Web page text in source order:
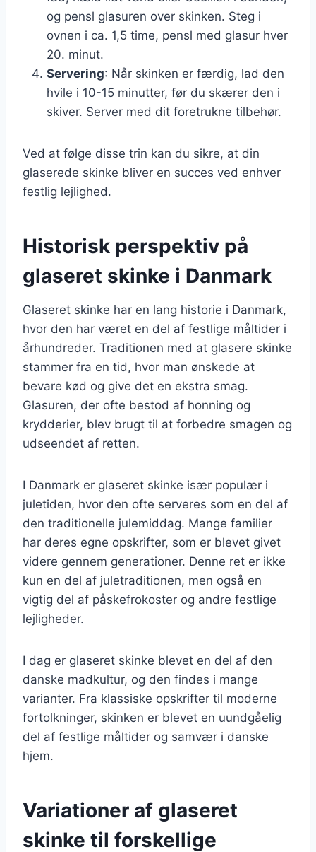
og pensl glasuren over skinken. Steg i
ovnen i ca. 1,5 time, pensl med glasur hver
20. minut.
Servering: Når skinken er færdig, lad den
hvile i 10-15 minutter, før du skærer den i
skiver. Server med dit foretrukne tilbehør.
Ved at følge disse trin kan du sikre, at din
glaserede skinke bliver en succes ved enhver
festlig lejlighed.
Historisk perspektiv på
glaseret skinke i Danmark
Glaseret skinke har en lang historie i Danmark,
hvor den har været en del af festlige måltider i
århundreder. Traditionen med at glasere skinke
stammer fra en tid, hvor man ønskede at
bevare kød og give det en ekstra smag.
Glasuren, der ofte bestod af honning og
krydderier, blev brugt til at forbedre smagen og
udseendet af retten.
I Danmark er glaseret skinke især populær i
juletiden, hvor den ofte serveres som en del af
den traditionelle julemiddag. Mange familier
har deres egne opskrifter, som er blevet givet
videre gennem generationer. Denne ret er ikke
kun en del af juletraditionen, men også en
vigtig del af påskefrokoster og andre festlige
lejligheder.
I dag er glaseret skinke blevet en del af den
danske madkultur, og den findes i mange
varianter. Fra klassiske opskrifter til moderne
fortolkninger, skinken er blevet en uundgåelig
del af festlige måltider og samvær i danske
hjem.
Variationer af glaseret
skinke til forskellige